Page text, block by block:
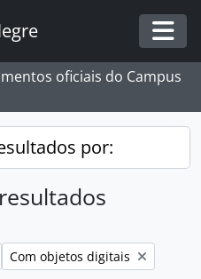
oficiais do Campus
por:
Remover filtro:
Com objetos digitais